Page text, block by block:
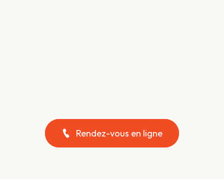
Rendez-vous en ligne